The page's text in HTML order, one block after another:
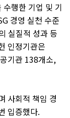
행한 기업 및 기
경영 실천 수준
실질적 성과 등
인정기관은
기관 138개소,
사회적 책임 경
입증했다.